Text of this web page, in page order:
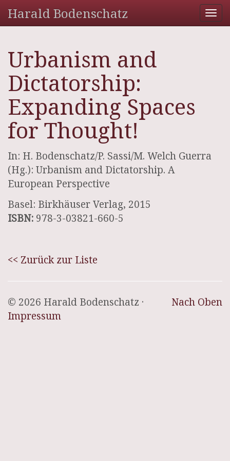
Harald Bodenschatz
Urbanism and
Dictatorship:
Expanding Spaces
for Thought!
In: H. Bodenschatz/P. Sassi/M. Welch Guerra
(Hg.): Urbanism and Dictatorship. A
European Perspective
Basel: Birkhäuser Verlag, 2015
ISBN: 978-3-03821-660-5
<< Zurück zur Liste
Nach Oben
© 2026 Harald Bodenschatz ·
Impressum